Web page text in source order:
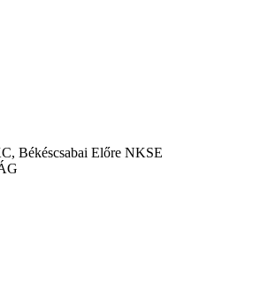
Békéscsabai Előre NKSE